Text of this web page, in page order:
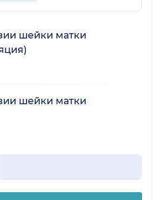
шейки матки
шейки матки